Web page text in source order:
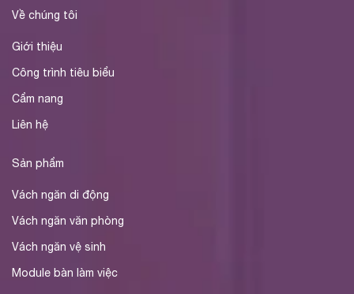
Về chúng tôi
Giới thiệu
Công trình tiêu biểu
Cẩm nang
Liên hệ
Sản phẩm
Vách ngăn di động
Vách ngăn văn phòng
Vách ngăn vệ sinh
Module bàn làm việc